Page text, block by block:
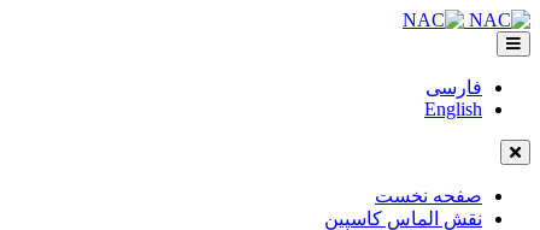
فارسی
English
صفحه نخست
نقش الماس کاسپین